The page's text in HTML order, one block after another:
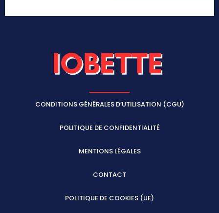
CONDITIONS GÉNÉRALES D’UTILISATION (CGU)
POLITIQUE DE CONFIDENTIALITÉ
MENTIONS LÉGALES
CONTACT
POLITIQUE DE COOKIES (UE)